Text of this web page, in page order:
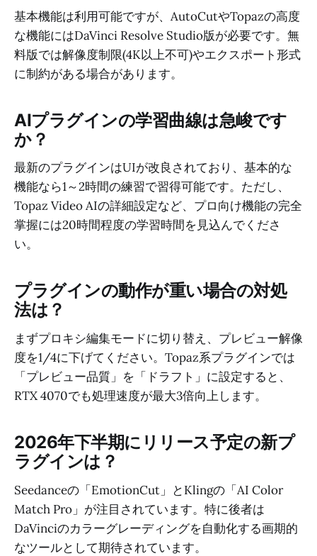
基本機能は利用可能ですが、AutoCutやTopazの高度
な機能にはDaVinci Resolve Studio版が必要です。無
料版では解像度制限(4K以上不可)やエクスポート形式
に制約がある場合があります。
AIプラグインの学習曲線は急峻です
か？
最新のプラグインはUIが改良されており、基本的な
機能なら1～2時間の練習で習得可能です。ただし、
Topaz Video AIの詳細設定など、プロ向け機能の完全
掌握には20時間程度の学習時間を見込んでくださ
い。
プラグインの動作が重い場合の対処
法は？
まずプロキシ編集モードに切り替え、プレビュー解像
度を1/4に下げてください。Topaz系プラグインでは
「プレビュー品質」を「ドラフト」に設定すると、
RTX 4070でも処理速度が最大3倍向上します。
2026年下半期にリリース予定の新プ
ラグインは？
Seedanceの「EmotionCut」とKlingの「AI Color
Match Pro」が注目されています。特に後者は
DaVinciのカラーグレーディングを自動化する画期的
なツールとして期待されています。